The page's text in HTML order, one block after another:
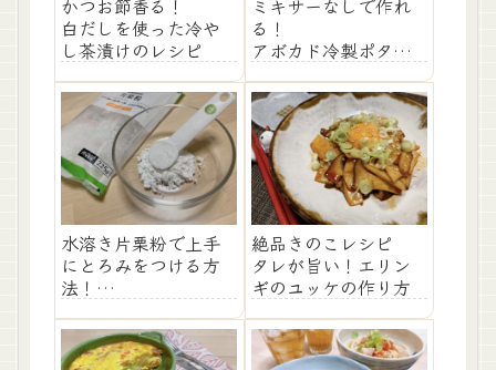
かつお節香る！
白だしを使った冷や
し茶漬けのレシピ
ミキサーなしで作れ
る！
アボカド冷製ポター
水溶き片栗粉で上手
にとろみをつける方
法！
つ徹底解説
絶品きのこレシピ
タレが旨い！エリン
ギのユッケの作り方